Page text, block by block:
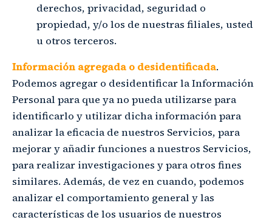
derechos, privacidad, seguridad o
propiedad, y/o los de nuestras filiales, usted
u otros terceros.
Información agregada o desidentificada.
Podemos agregar o desidentificar la Información
Personal para que ya no pueda utilizarse para
identificarlo y utilizar dicha información para
analizar la eficacia de nuestros Servicios, para
mejorar y añadir funciones a nuestros Servicios,
para realizar investigaciones y para otros fines
similares. Además, de vez en cuando, podemos
analizar el comportamiento general y las
características de los usuarios de nuestros